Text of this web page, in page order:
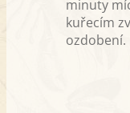
minuty
kuřecím
ozdobení.